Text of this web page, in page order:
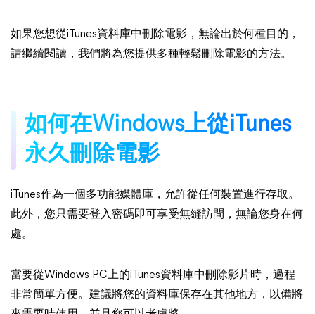
如果您想從iTunes資料庫中刪除電影，無論出於何種目的，
請繼續閱讀，我們將為您提供多種輕鬆刪除電影的方法。
如何在Windows上從iTunes
永久刪除電影
iTunes作為一個多功能媒體庫，允許從任何裝置進行存取。
此外，您只需要登入密碼即可享受無縫訪問，無論您身在何
處。
當要從Windows PC上的iTunes資料庫中刪除影片時，過程
非常簡單方便。建議將您的資料庫保存在其他地方，以備將